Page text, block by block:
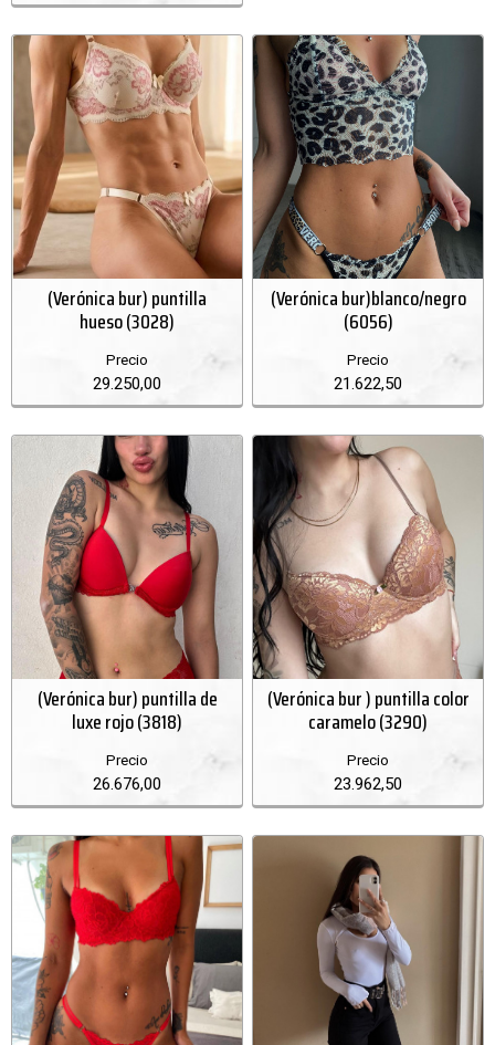
(Verónica bur) puntilla
hueso (3028)
Precio
29.250,00
(Verónica bur)blanco/negro
(6056)
Precio
21.622,50
(Verónica bur) puntilla de
luxe rojo (3818)
Precio
26.676,00
(Verónica bur ) puntilla color
caramelo (3290)
Precio
23.962,50